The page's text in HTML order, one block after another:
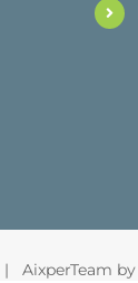
| AixperTeam by